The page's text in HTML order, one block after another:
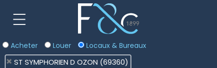
Acheter Louer Locaux & Bureaux
ST SYMPHORIEN D OZON (69360)